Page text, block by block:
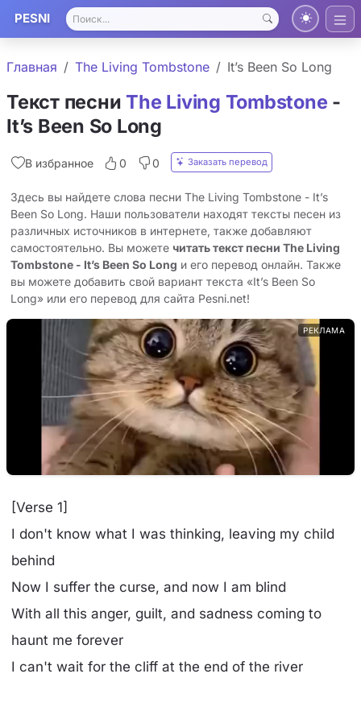
PESNI
Главная The Living Tombstone It’s Been So Long
Текст песниThe Living Tombstone -
It’s Been So Long
В избранное 0 0 Заказать перевод
Здесь вы найдете слова песни The Living Tombstone - It’s
Been So Long. Наши пользователи находят тексты песен из
различных источников в интернете, также добавляют
самостоятельно. Вы можете читать текст песни The Living
Tombstone - It’s Been So Long и его перевод онлайн. Также
вы можете добавить свой вариант текста «It’s Been So
Long» или его перевод для сайта Pesni.net!
РЕКЛАМА
[Verse 1]
I don't know what I was thinking, leaving my child
behind
Now I suffer the curse, and now I am blind
With all this anger, guilt, and sadness coming to
haunt me forever
I can't wait for the cliff at the end of the river